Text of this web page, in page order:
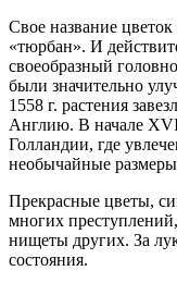
Свое название
«тюрбан». И
своеобразный
были значительно
1558 г. растения
Англию. В начале
Голландии, где
необычайные
Прекрасные цветы,
многих
нищеты других. За
состояния.